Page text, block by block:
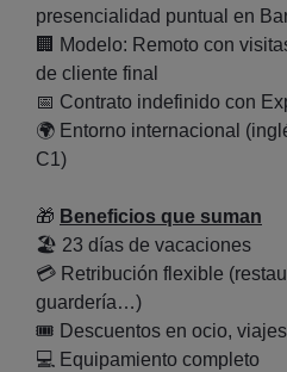
presencialidad puntual en
🏢 Modelo: Remoto con
de cliente final
📅 Contrato indefinido con
🌍 Entorno internacional
C1)
🎁 Beneficios que suman
🏖️ 23 días de vacaciones
💳 Retribución flexible
guardería…)
🎟️ Descuentos en ocio,
💻 Equipamiento completo